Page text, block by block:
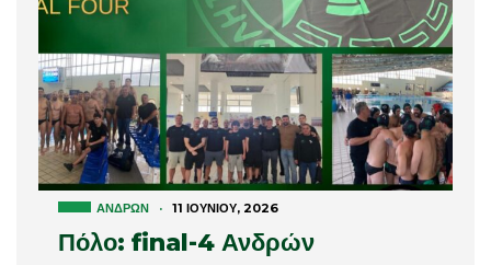
ΑΝΔΡΏΝ · 11 ΙΟΥΝΊΟΥ, 2026
Πόλο: final-4 Ανδρών